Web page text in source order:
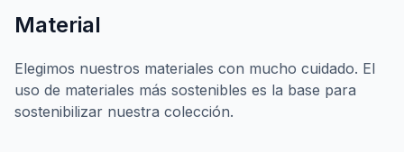
Material
Elegimos nuestros materiales con mucho cuidado. El
uso de materiales más sostenibles es la base para
sostenibilizar nuestra colección.